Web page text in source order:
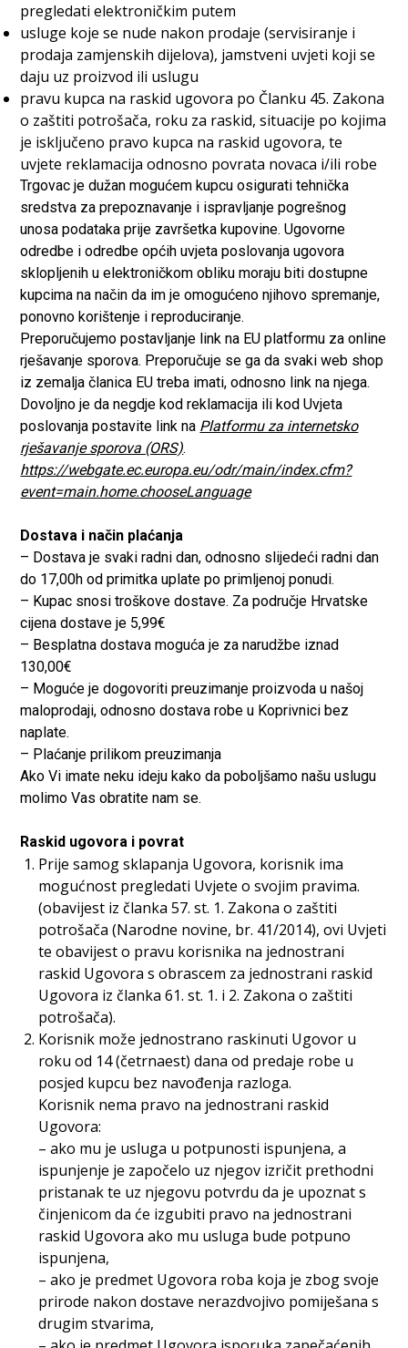
pregledati elektroničkim putem
usluge koje se nude nakon prodaje (servisiranje i
prodaja zamjenskih dijelova), jamstveni uvjeti koji se
daju uz proizvod ili uslugu
pravu kupca na raskid ugovora po Članku 45. Zakona
o zaštiti potrošača, roku za raskid, situacije po kojima
je isključeno pravo kupca na raskid ugovora, te
uvjete reklamacija odnosno povrata novaca i/ili robe
Trgovac je dužan mogućem kupcu osigurati tehnička
sredstva za prepoznavanje i ispravljanje pogrešnog
unosa podataka prije završetka kupovine. Ugovorne
odredbe i odredbe općih uvjeta poslovanja ugovora
sklopljenih u elektroničkom obliku moraju biti dostupne
kupcima na način da im je omogućeno njihovo spremanje,
ponovno korištenje i reproduciranje.
Preporučujemo postavljanje link na EU platformu za online
rješavanje sporova. Preporučuje se ga da svaki web shop
iz zemalja članica EU treba imati, odnosno link na njega.
Dovoljno je da negdje kod reklamacija ili kod Uvjeta
poslovanja postavite link na Platformu za internetsko
rješavanje sporova (ORS).
https://webgate.ec.europa.eu/odr/main/index.cfm?
event=main.home.chooseLanguage
Dostava i način plaćanja
– Dostava je svaki radni dan, odnosno slijedeći radni dan
do 17,00h od primitka uplate po primljenoj ponudi.
– Kupac snosi troškove dostave. Za područje Hrvatske
cijena dostave je 5,99€
– Besplatna dostava moguća je za narudžbe iznad
130,00€
– Moguće je dogovoriti preuzimanje proizvoda u našoj
maloprodaji, odnosno dostava robe u Koprivnici bez
naplate.
– Plaćanje prilikom preuzimanja
Ako Vi imate neku ideju kako da poboljšamo našu uslugu
molimo Vas obratite nam se.
Raskid ugovora i povrat
Prije samog sklapanja Ugovora, korisnik ima
mogućnost pregledati Uvjete o svojim pravima.
(obavijest iz članka 57. st. 1. Zakona o zaštiti
potrošača (Narodne novine, br. 41/2014), ovi Uvjeti
te obavijest o pravu korisnika na jednostrani
raskid Ugovora s obrascem za jednostrani raskid
Ugovora iz članka 61. st. 1. i 2. Zakona o zaštiti
potrošača).
Korisnik može jednostrano raskinuti Ugovor u
roku od 14 (četrnaest) dana od predaje robe u
posjed kupcu bez navođenja razloga.
Korisnik nema pravo na jednostrani raskid
Ugovora:
– ako mu je usluga u potpunosti ispunjena, a
ispunjenje je započelo uz njegov izričit prethodni
pristanak te uz njegovu potvrdu da je upoznat s
činjenicom da će izgubiti pravo na jednostrani
raskid Ugovora ako mu usluga bude potpuno
ispunjena,
– ako je predmet Ugovora roba koja je zbog svoje
prirode nakon dostave nerazdvojivo pomiješana s
drugim stvarima,